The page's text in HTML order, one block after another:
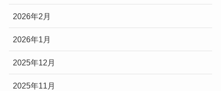
2026年2月
2026年1月
2025年12月
2025年11月